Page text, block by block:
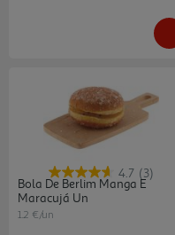
4.7 (3)
Bola De Berlim Manga E
Maracujá Un
1.2 €/un